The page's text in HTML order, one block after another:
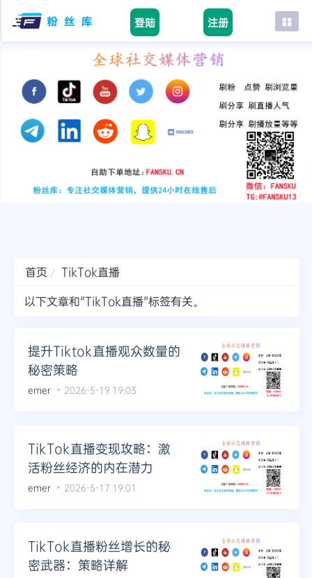
登陆 注册
首页
tiktok
youtube
instagram
首页
TikTok直播
以下文章和"TikTok直播"标签有关。
提升Tiktok直播观众数量的
秘密策略
emer 2026-5-19 19:03
TikTok直播变现攻略：激
活粉丝经济的内在潜力
emer 2026-5-17 19:01
TikTok直播粉丝增长的秘
密武器：策略详解